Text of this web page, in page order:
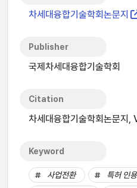
차세대융합기술학회논문지
Publisher
국제차세대융합기술학회
Citation
차세대융합기술학회논문
Keyword
사업전환 특허 인용